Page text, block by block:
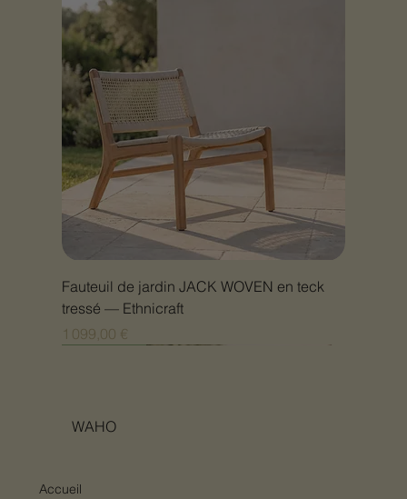
Fauteuil de jardin JACK WOVEN en teck
tressé — Ethnicraft
Prix
1 099,00 €
WAHO
Accueil